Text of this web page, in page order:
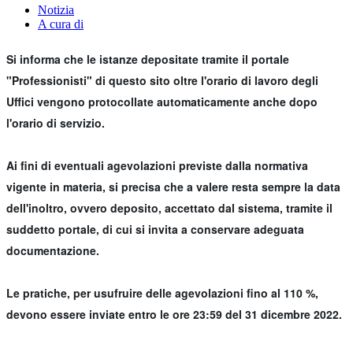
Notizia
A cura di
Si informa che le istanze depositate tramite il portale
"Professionisti" di questo sito oltre l'orario di lavoro degli
Uffici vengono protocollate automaticamente anche dopo
l'orario di servizio.
Ai fini di eventuali agevolazioni previste dalla normativa
vigente in materia, si precisa che a valere resta sempre la data
dell'inoltro, ovvero deposito, accettato dal sistema, tramite il
suddetto portale, di cui si invita a conservare adeguata
documentazione.
Le pratiche, per usufruire delle agevolazioni fino al 110 %,
devono essere inviate entro le ore 23:59 del 31 dicembre 2022.